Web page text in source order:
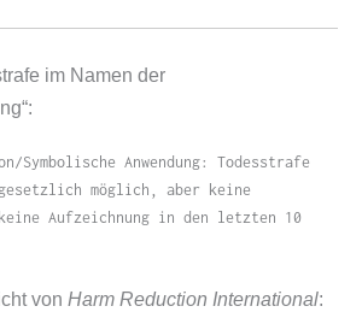
im Namen der
​Symbolische Anwendung: Todesstrafe
möglich, aber keine
Aufzeichnung in den letzten 10
von Harm Reduction International: